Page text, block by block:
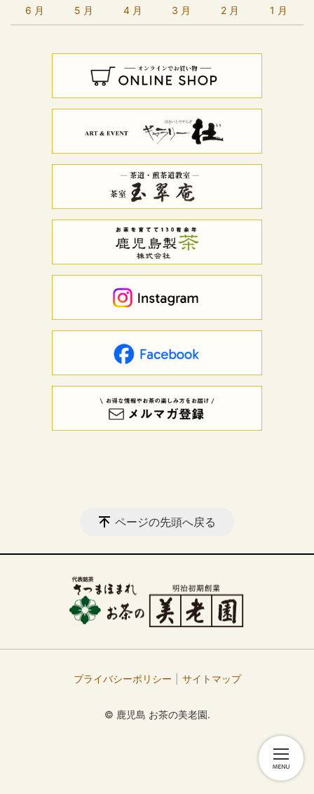
6 月 5 月 4 月 3 月 2 月 1 月
ページの先頭へ戻る
プライバシーポリシー サイトマップ
© 鹿児島 お茶の美老園.